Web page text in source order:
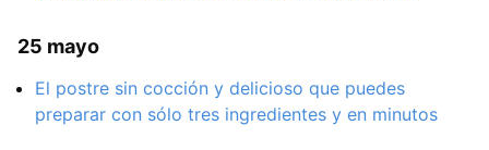
25 mayo
El postre sin cocción y delicioso que puedes
preparar con sólo tres ingredientes y en minutos